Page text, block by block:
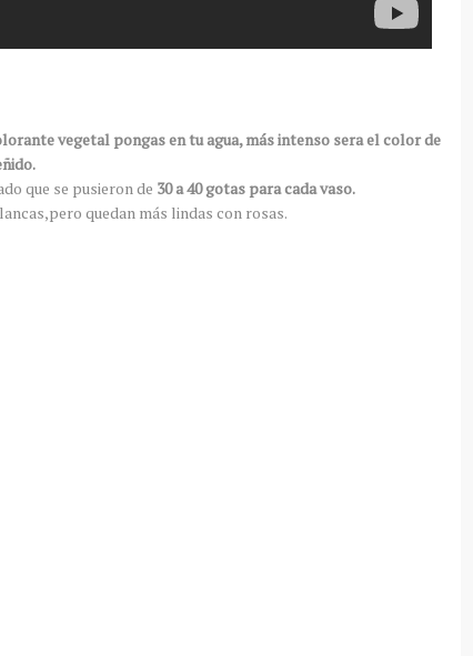
vegetal pongas en tu agua, más intenso sera el color de
que se pusieron de 30 a 40 gotas para cada vaso.
quedan más lindas con rosas.